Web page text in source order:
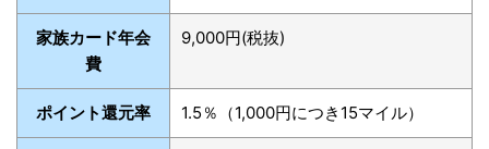
家族カード年会
費
9,000円(税抜)
ポイント還元率 1.5％（1,000円につき15マイル）